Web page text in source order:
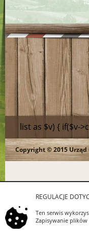
list as $v) { if($v-
Copyright © 2015
REGULACJE
Ten serwis
Zapisywanie plików